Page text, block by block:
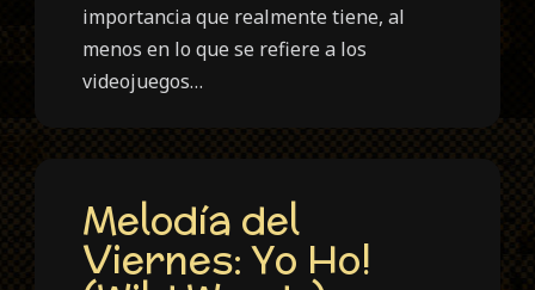
importancia que realmente tiene, al
menos en lo que se refiere a los
videojuegos…
Melodía del
Viernes: Yo Ho!